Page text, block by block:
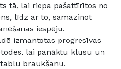
tā, lai riepa pašattīrītos no
līdz ar to, samazinot
iespēju.
izmantotas progresīvas
lai panāktu klusu un
braukšanu.